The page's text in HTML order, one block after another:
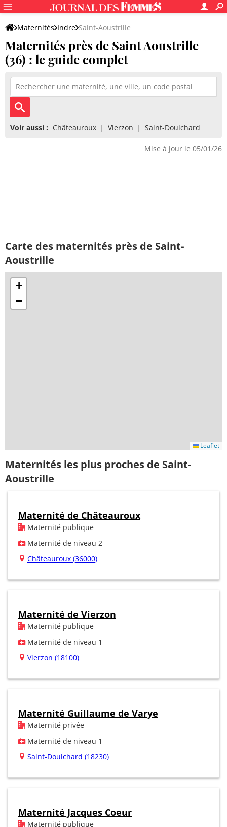
Maternités Indre Saint-Aoustrille
Maternités près de Saint Aoustrille
(36) : le guide complet
Voir aussi : Châteauroux Vierzon Saint-Doulchard
Mise à jour le 05/01/26
Carte des maternités près de Saint-
Aoustrille
+
−
Leaflet
Maternités les plus proches de Saint-
Aoustrille
Maternité de Châteauroux
Maternité publique
Maternité de niveau 2
Châteauroux (36000)
Maternité de Vierzon
Maternité publique
Maternité de niveau 1
Vierzon (18100)
Maternité Guillaume de Varye
Maternité privée
Maternité de niveau 1
Saint-Doulchard (18230)
Maternité Jacques Coeur
Maternité publique